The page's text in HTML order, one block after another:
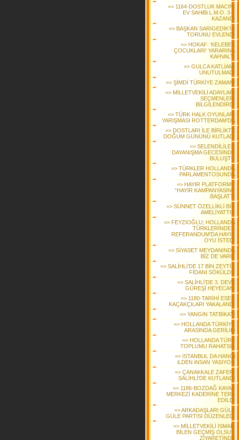
=> 1164-DOSTLUK MACINI
EV SAHiBi L.M.O. 3-1
KAZANDI
=> BAŞKAN SARIGEDİK’İN
TORUNU EVLENDİ
=> HOKAF: ‘KELEBEK
ÇOCUKLARI’ YARARINA
KAHVALTI
=> GULCA KATLİAMI
UNUTULMADI
=> ŞİMDİ TÜRKİYE ZAMANI
=> MİLLETVEKİLİ ADAYLARI
SEÇMENLERİ
BİLGİLENDİRDİ
=> TÜRK HALK OYUNLARI
YARIŞMASI ROTTERDAM’DA
=> DOSTLARI İLE BİRLİKTE
DOĞUM GÜNÜNÜ KUTLADI
=> SELENDİLİLER
DAYANIŞMA GECESİNDE
BULUŞTU
=> TÜRKLER HOLLANDA
PARLAMENTOSUNDA
=> HAYIR PLATFORMU
“HAYIR KAMPANYASINI”
BAŞLATTI
=> SÜNNET ÖZELLİKLİ BİR
AMELİYATTIR
=> FEYZİOĞLU; HOLLANDA
TÜRKLERİNDEN
REFERANDUM’DA HAYIR
OYU İSTEDİ
=> SİYASET MEYDANINDA
BİZ DE VARIZ
=> SALİHLİ’DE 17 BİN ZEYTİN
FİDANI SÖKÜLDÜ
=> SALİHLİ’DE 3. DEVE
GÜREŞİ HEYECANI
=> 1180-TARİHİ ESER
KAÇAKÇILARI YAKALANDI
=> YANGIN TATBİKATI
=> HOLLANDA TÜRKİYE
ARASINDA GERİLİM
=> HOLLANDA TÜRK
TOPLUMU RAHATSIZ
=> ISTANBUL DA HANGi
iLDEN iNSAN YASIYOR
=> ÇANAKKALE ZAFERİ
SALİHLİ’DE KUTLANDI
=> 1186-BOZDAĞ KAYAK
MERKEZİ KADERİNE TERK
EDİLDİ
=> ARKADAŞLARI GÜLE
GÜLE PARTİSİ DÜZENLEDİ
=> MİLLETVEKİLİ İSMAİL
BİLEN GEÇMİŞ OLSUN
ZİYARETİNDE